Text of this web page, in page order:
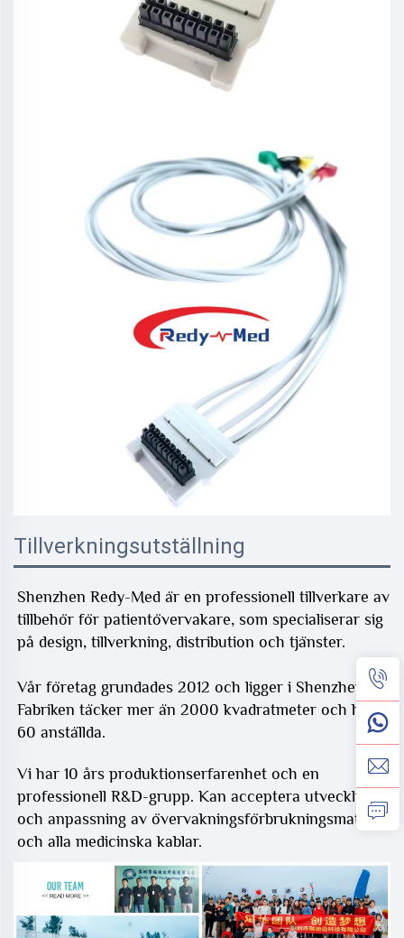
Tillverkningsutställning
Shenzhen Redy-Med är en professionell tillverkare av
tillbehör för patientövervakare, som specialiserar sig
på design, tillverkning, distribution och tjänster.
Vår företag grundades 2012 och ligger i Shenzhen.
Fabriken täcker mer än 2000 kvadratmeter och har
60 anställda.
Vi har 10 års produktionserfarenhet och en
professionell R&D-grupp. Kan acceptera utveckling
och anpassning av övervakningsförbrukningsmaterial
och alla medicinska kablar.